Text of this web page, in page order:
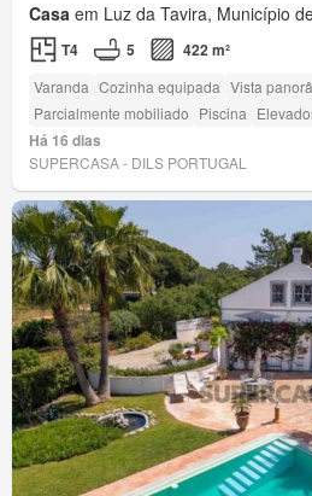
Casa em Luz da Tavira, Município
T4 5 422 m²
Varanda Cozinha equipada Vista
Parcialmente mobiliado Piscina
Há 16 dias
SUPERCASA - DILS PORTUGAL